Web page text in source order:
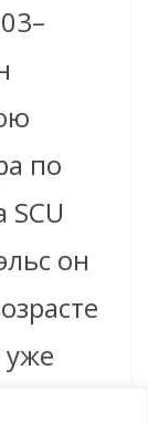
–
по
он
уже